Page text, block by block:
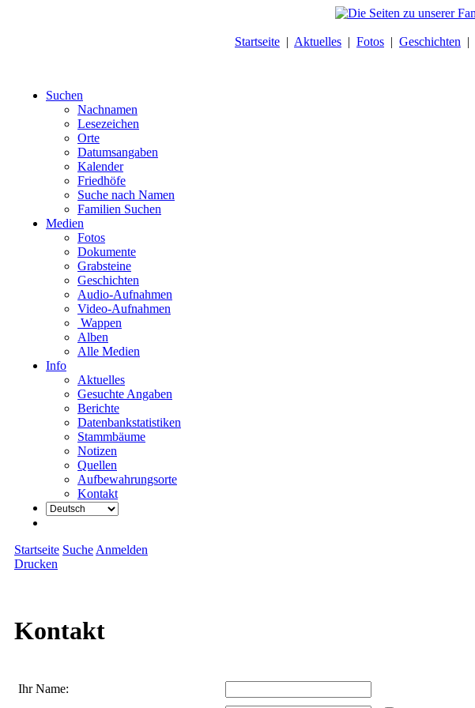
Startseite | Aktuelles | Fotos | Geschichten |
Suchen
Nachnamen
Lesezeichen
Orte
Datumsangaben
Kalender
Friedhöfe
Suche nach Namen
Familien Suchen
Medien
Fotos
Dokumente
Grabsteine
Geschichten
Audio-Aufnahmen
Video-Aufnahmen
Wappen
Alben
Alle Medien
Info
Aktuelles
Gesuchte Angaben
Berichte
Datenbankstatistiken
Stammbäume
Notizen
Quellen
Aufbewahrungsorte
Kontakt
Startseite Suche Anmelden
Drucken
Kontakt
Ihr Name: